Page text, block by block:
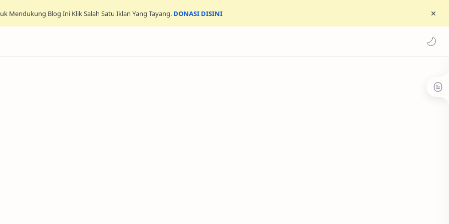
Mendukung Blog Ini Klik Salah Satu Iklan Yang Tayang. DONASI DISINI